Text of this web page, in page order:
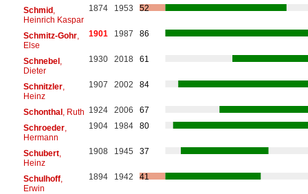
Schmid,
Heinrich Kaspar
1874 1953 52
Schmitz-Gohr,
Else
1901 1987 86
Schnebel,
Dieter
1930 2018 61
Schnitzler,
Heinz
1907 2002 84
Schonthal, Ruth 1924 2006
67
Schroeder,
Hermann
1904 1984 80
Schubert,
Heinz
1908 1945 37
Schulhoff,
Erwin
1894 1942 41